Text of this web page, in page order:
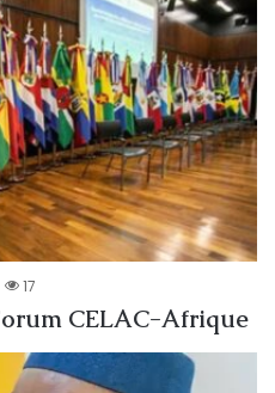
17
CELAC-Afrique